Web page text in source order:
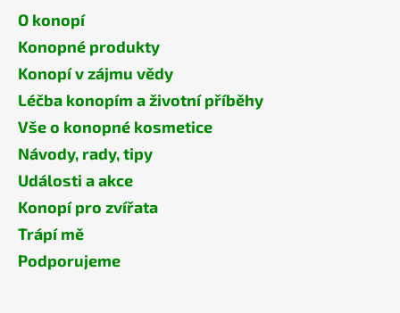
O konopí
Konopné produkty
Konopí v zájmu vědy
Léčba konopím a životní příběhy
Vše o konopné kosmetice
Návody, rady, tipy
Události a akce
Konopí pro zvířata
Trápí mě
Podporujeme